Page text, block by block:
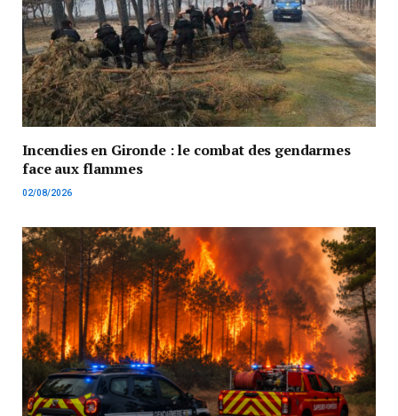
Incendies en Gironde : le combat des gendarmes
face aux flammes
02/08/2026